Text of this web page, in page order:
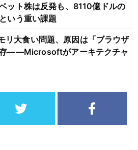
ット株は反発も、8110億ドルの
いう重い課題
リ大食い問題、原因は「ブラウザ
存——Microsoftがアーキテクチャ